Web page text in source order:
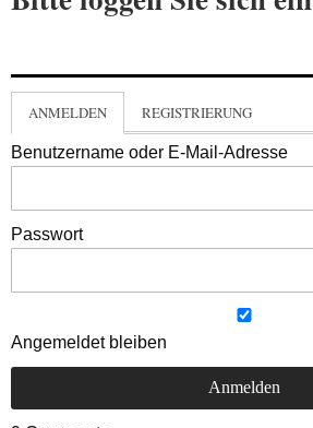
ANMELDEN REGISTRIERUNG
Benutzername oder E-Mail-Adresse
Passwort
Angemeldet bleiben